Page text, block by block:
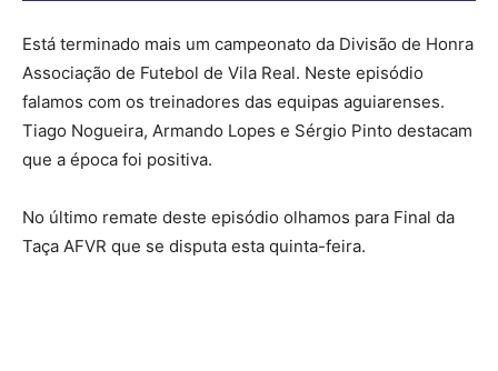
Está terminado mais um campeonato da Divisão de Honra
Associação de Futebol de Vila Real. Neste episódio
falamos com os treinadores das equipas aguiarenses.
Tiago Nogueira, Armando Lopes e Sérgio Pinto destacam
que a época foi positiva.
No último remate deste episódio olhamos para Final da
Taça AFVR que se disputa esta quinta-feira.